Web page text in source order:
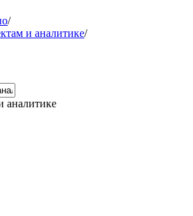
/
и аналитике/
аналитике